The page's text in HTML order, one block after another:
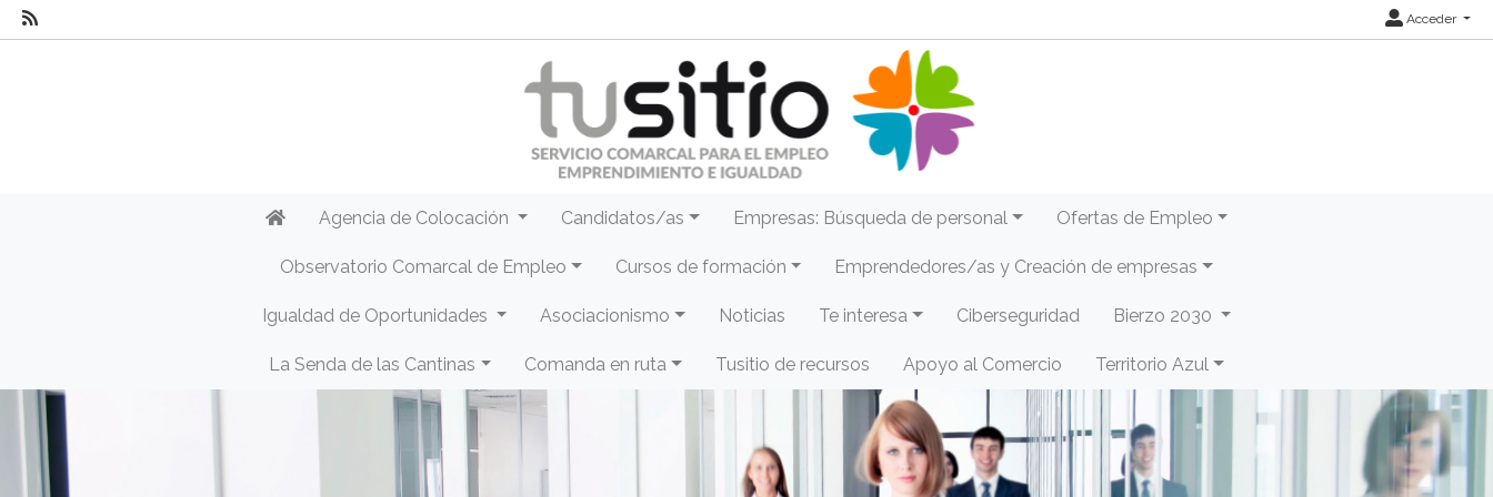
Acceder
Agencia de Colocación Candidatos/as Empresas: Búsqueda de personal Ofertas de Empleo
Observatorio Comarcal de Empleo Cursos de formación Emprendedores/as y Creación de empresas
Igualdad de Oportunidades Asociacionismo Noticias Te interesa Ciberseguridad Bierzo 2030
La Senda de las Cantinas Comanda en ruta Tusitio de recursos Apoyo al Comercio Territorio Azul